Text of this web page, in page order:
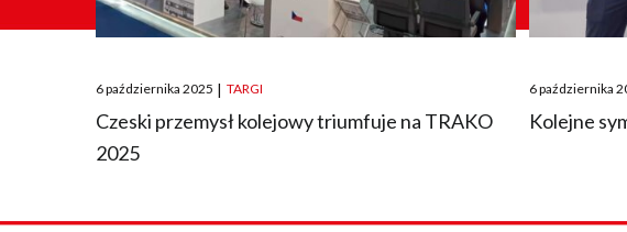
Posted
on
6 października 2025 | TARGI
Czeski przemysł kolejowy triumfuje na TRAKO
2025
Posted
on
6 października
Kolejne